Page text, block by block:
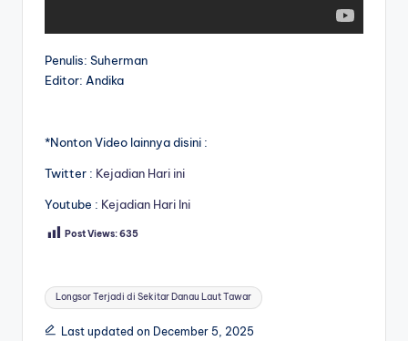
Penulis: Suherman
Editor: Andika
*Nonton Video lainnya disini :
Twitter : Kejadian Hari ini
Youtube : Kejadian Hari Ini
Post Views:635
Tags:
Longsor Terjadi di Sekitar Danau Laut Tawar
Last updated on December 5, 2025